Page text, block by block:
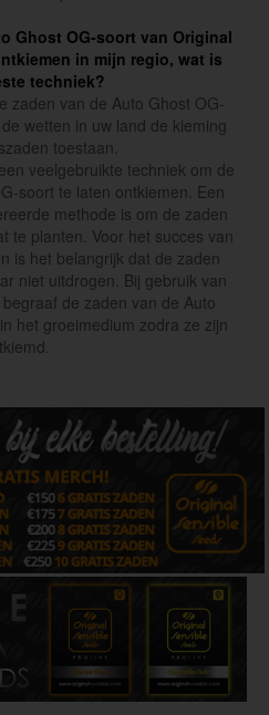
Ghost OG-soort van Original
in mijn regio, wat is
techniek?
zaden van de Auto Ghost OG-
wetten in uw land de kieming
toestaan.
veelgebruikte techniek om de
soort te laten ontkiemen. Een
methode is om de zaden
te planten. Voor het succes van
is het belangrijk dat de zaden
niet uitdrogen. Bij gebruik van
de zaden van de Auto
het groeimedium zodra ze zijn